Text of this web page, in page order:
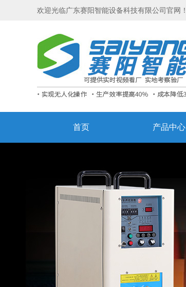
欢迎光临广东赛阳智能设备科技有限公司官网！
首页 产品中心